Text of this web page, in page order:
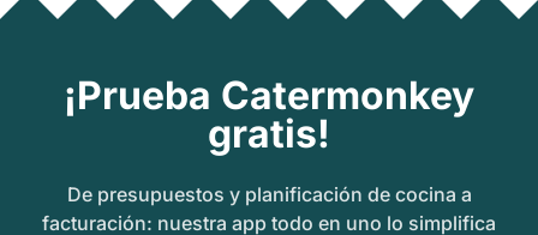
¡Prueba Catermonkey
gratis!
De presupuestos y planificación de cocina a
facturación: nuestra app todo en uno lo simplifica